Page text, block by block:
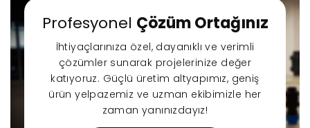
Profesyonel Çözüm Ortağınız
İhtiyaçlarınıza özel, dayanıklı ve verimli
çözümler sunarak projelerinize değer
katıyoruz. Güçlü üretim altyapımız, geniş
ürün yelpazemiz ve uzman ekibimizle her
zaman yanınızdayız!